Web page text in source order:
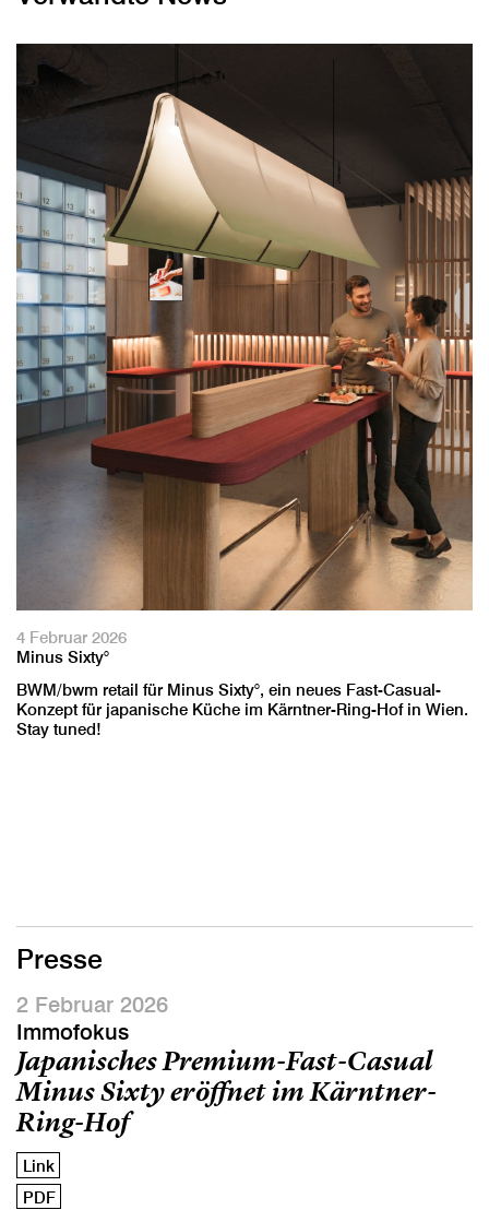
4 Februar 2026
Minus Sixty°
BWM/bwm retail für Minus Sixty°, ein neues Fast-Casual-
Konzept für japanische Küche im Kärntner-Ring-Hof in Wien.
Stay tuned!
Presse
2 Februar 2026
Immofokus
Japanisches Premium-Fast-Casual
Minus Sixty eröffnet im Kärntner-
Ring-Hof
Link
PDF